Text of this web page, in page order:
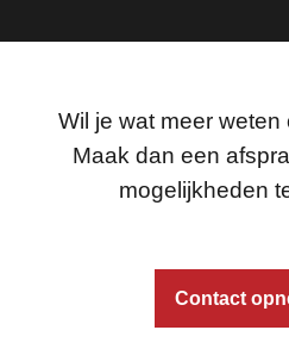
Wil je wat meer
Maak dan een
mogelijkheden
Contact